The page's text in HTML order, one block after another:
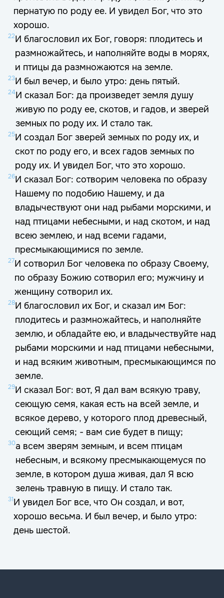
пернатую по роду ее. И увидел Бог, что это
хорошо.
22И благословил их Бог, говоря: плодитесь и
размножайтесь, и наполняйте воды в морях,
и птицы да размножаются на земле.
23И был вечер, и было утро: день пятый.
24И сказал Бог: да произведет земля душу
живую по роду ее, скотов, и гадов, и зверей
земных по роду их. И стало так.
25И создал Бог зверей земных по роду их, и
скот по роду его, и всех гадов земных по
роду их. И увидел Бог, что это хорошо.
26И сказал Бог: сотворим человека по образу
Нашему по подобию Нашему, и да
владычествуют они над рыбами морскими, и
над птицами небесными, и над скотом, и над
всею землею, и над всеми гадами,
пресмыкающимися по земле.
27И сотворил Бог человека по образу Своему,
по образу Божию сотворил его; мужчину и
женщину сотворил их.
28И благословил их Бог, и сказал им Бог:
плодитесь и размножайтесь, и наполняйте
землю, и обладайте ею, и владычествуйте над
рыбами морскими и над птицами небесными,
и над всяким животным, пресмыкающимся по
земле.
29И сказал Бог: вот, Я дал вам всякую траву,
сеющую семя, какая есть на всей земле, и
всякое дерево, у которого плод древесный,
сеющий семя; - вам сие будет в пищу;
30а всем зверям земным, и всем птицам
небесным, и всякому пресмыкающемуся по
земле, в котором душа живая, дал Я всю
зелень травную в пищу. И стало так.
31И увидел Бог все, что Он создал, и вот,
хорошо весьма. И был вечер, и было утро:
день шестой.